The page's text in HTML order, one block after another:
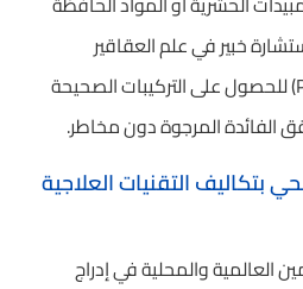
خبير في علم العقاقير
الطبيعية (Pharmacognosy) للحصول على التركيبات الصحيحة
الفائدة المرجوة دون مخاطر.
بتكاليف التقنيات العلاجية
العالمية والمحلية في إدراج